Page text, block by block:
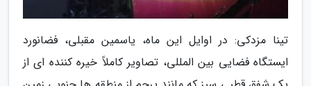
تینا مزدکی: در اوایل این ماه، یاسمین مقبلی، فضانورد
ایستگاه فضایی بین المللی، تصاویر کاملاً خیره کننده ای از